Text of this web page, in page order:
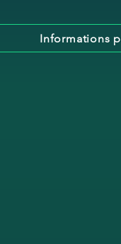
Informations